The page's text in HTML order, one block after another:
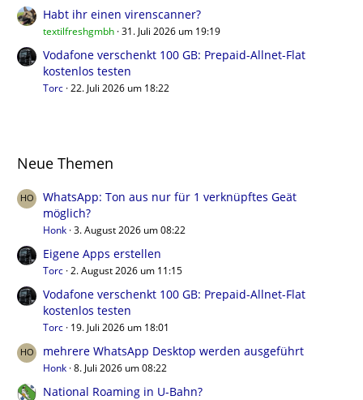
Habt ihr einen virenscanner?
textilfreshgmbh 31. Juli 2026 um 19:19
Vodafone verschenkt 100 GB: Prepaid-Allnet-Flat
kostenlos testen
Torc 22. Juli 2026 um 18:22
Neue Themen
WhatsApp: Ton aus nur für 1 verknüpftes Geät
möglich?
Honk 3. August 2026 um 08:22
Eigene Apps erstellen
Torc 2. August 2026 um 11:15
Vodafone verschenkt 100 GB: Prepaid-Allnet-Flat
kostenlos testen
Torc 19. Juli 2026 um 18:01
mehrere WhatsApp Desktop werden ausgeführt
Honk 8. Juli 2026 um 08:22
National Roaming in U-Bahn?